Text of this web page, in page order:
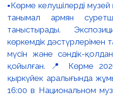
▪️Көрме келушілерді
танымал армян
таныстырады.
көркемдік дәстүрлерімен
мүсін және сәндік-
қойылған. 📍 Көрме
қыркүйек аралығында
16:00 в Национальном